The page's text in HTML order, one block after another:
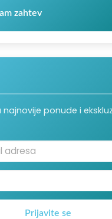
zahtev
najnovije ponude i
Prijavite se